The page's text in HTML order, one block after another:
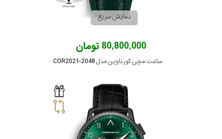
نمایش سریع
80,800,000 تومان
ساعت مچی کورناوین مدل COR2021-2048